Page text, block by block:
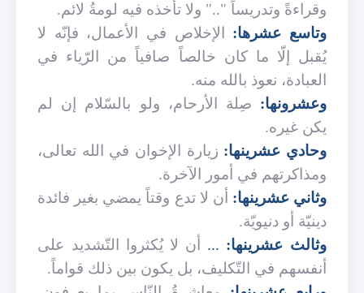
وقراءةً وتدريساً ".." ولا تأخذه فيه لومةُ لائم.
وتاسع عشرها:
الإخلاص في الأعمال، فإنّه لا
يُقبل إلّا ما كان خالصاً صافياً من الرّياء في
العبادة، نعوذ بالله منه.
وعشرونها: صِلة الأرحام، ولو بالسّلام إن لم
يكن غيره.
وحادي عشرينها: زيارة الإخوان في الله تعالى،
ومذاكرتهم في أمور الآخرة.
وثاني عشرينها: أن لا تدع وقتاً يمضي بغير فائدة
دينيّة أو دنيويّة.
وثالث عشرينها: ...
أن لا يُكثروا التّشديد على
أنفسهم في التّكليف، بل يكون بين ذلك قواماً.